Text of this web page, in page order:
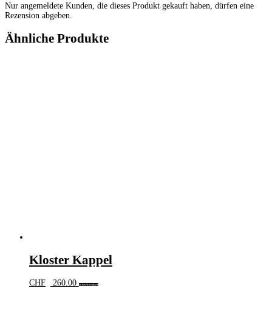
Nur angemeldete Kunden, die dieses Produkt gekauft haben, dürfen eine
Rezension abgeben.
Ähnliche Produkte
Kloster Kappel
CHF 260.00 In den Warenkorb